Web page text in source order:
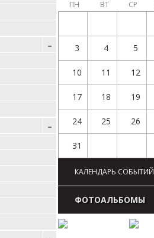
ПН ВТ СР
3 4 5
10 11 12
17 18 19
24 25 26
31
КАЛЕНДАРЬ СОБЫТИЙ
ФОТОАЛЬБОМЫ